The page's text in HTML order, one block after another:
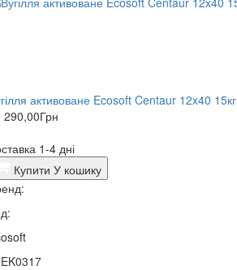
активоване Ecosoft Centaur 12x40 15кг
290,00Грн
1-4 дні
Купити У кошику